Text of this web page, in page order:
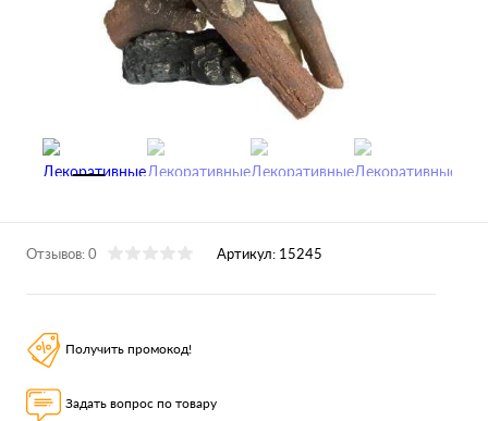
Отзывов: 0 Артикул: 15245
Получить промокод!
Задать вопрос по товару